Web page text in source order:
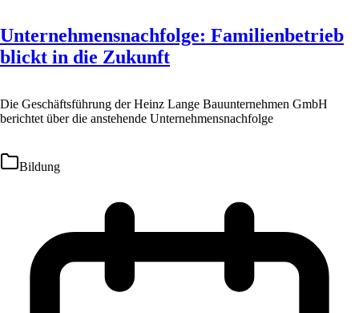
Unternehmensnachfolge: Familienbetrieb
blickt in die Zukunft
Die Geschäftsführung der Heinz Lange Bauunternehmen GmbH
berichtet über die anstehende Unternehmensnachfolge
Bildung